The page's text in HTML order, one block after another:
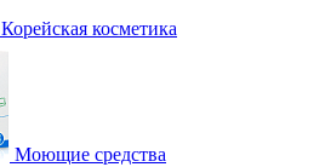
Корейская косметика
Моющие средства